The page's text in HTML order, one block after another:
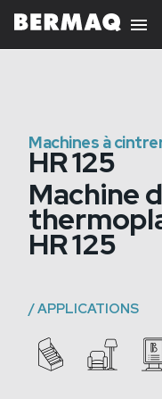
Machines à
HR 125
Machine
HR 125
/APPLICATIONS